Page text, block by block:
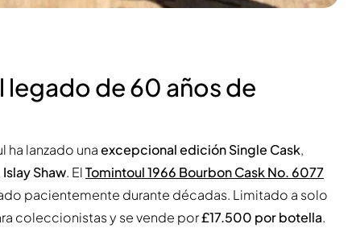
legado de 60 años de
ha lanzado unaexcepcional edición Single Cask,
Islay Shaw. ElTomintoul 1966 Bourbon Cask No. 6077
pacientemente durante décadas. Limitado a solo
coleccionistas y se vende por£17.500 por botella.